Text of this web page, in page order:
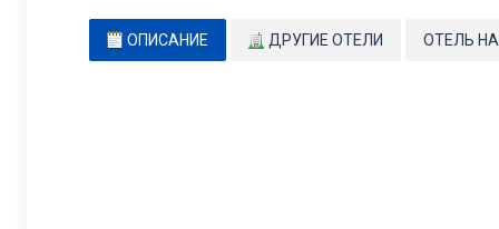
ОПИСАНИЕ ДРУГИЕ ОТЕЛИ ОТЕЛЬ